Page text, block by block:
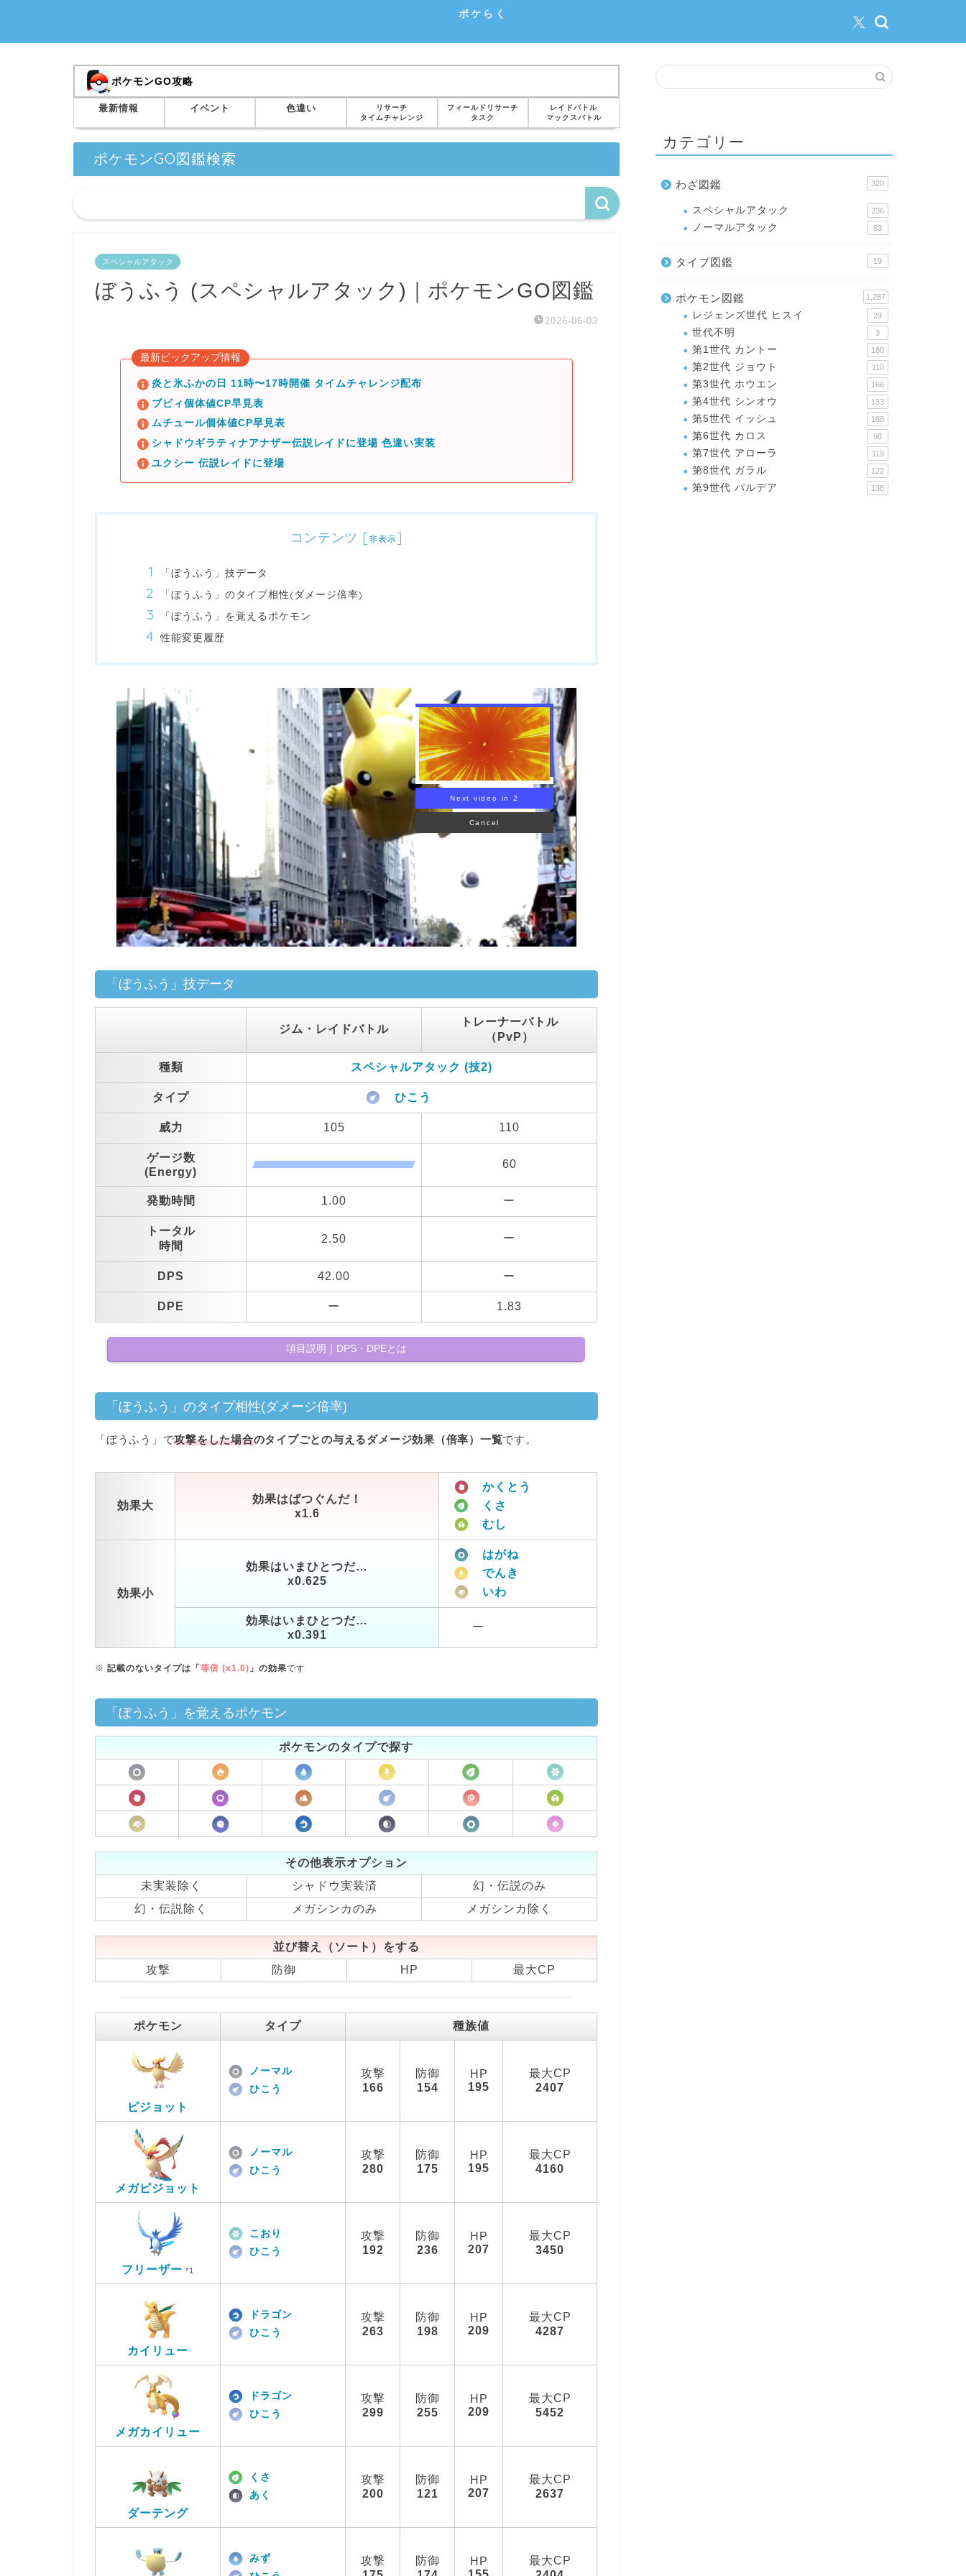
ポケらく
ポケモンGO攻略
最新情報 イベント 色違い
リサーチ
タイムチャレンジ
フィールドリサーチ
タスク
レイドバトル
マックスバトル
ポケモンGO図鑑検索
スペシャルアタック
ぼうふう (スペシャルアタック)｜ポケモンGO図鑑
2026-06-03
最新ピックアップ情報
炎と氷ふかの日 11時〜17時開催 タイムチャレンジ配布
ブビィ個体値CP早見表
ムチュール個体値CP早見表
シャドウギラティナアナザー伝説レイドに登場 色違い実装
ユクシー 伝説レイドに登場
コンテンツ [非表示]
「ぼうふう」技データ
「ぼうふう」のタイプ相性(ダメージ倍率)
「ぼうふう」を覚えるポケモン
性能変更履歴
Next video in 1
Cancel
「ぼうふう」技データ
ジム・レイドバトル
トレーナーバトル
（PvP）
種類 スペシャルアタック (技2)
タイプ ひこう
威力 105 110
ゲージ数
(Energy)
60
発動時間 1.00 ー
トータル
時間
2.50 ー
DPS 42.00 ー
DPE ー 1.83
項目説明｜DPS・DPEとは
「ぼうふう」のタイプ相性(ダメージ倍率)
「ぼうふう」で攻撃をした場合のタイプごとの与えるダメージ効果（倍率）一覧です。
効果大
効果はばつぐんだ！
x1.6
かくとう
くさ
むし
効果小
効果はいまひとつだ…
x0.625
はがね
でんき
いわ
効果はいまひとつだ…
x0.391
ー
※ 記載のないタイプは「 等倍 (x1.0) 」の効果です
「ぼうふう」を覚えるポケモン
ポケモンのタイプで探す
その他表示オプション
未実装除く
シャドウ実装済
幻・伝説のみ
幻・伝説除く
メガシンカのみ メガシンカ除く
並び替え（ソート）をする
攻撃
防御 HP 最大CP
ポケモン タイプ 種族値
ピジョット
ノーマル
ひこう
攻撃
166
防御
154
HP
195
最大CP
2407
メガピジョット
ノーマル
ひこう
攻撃
280
防御
175
HP
195
最大CP
4160
フリーザー *1
こおり
ひこう
攻撃
192
防御
236
HP
207
最大CP
3450
カイリュー
ドラゴン
ひこう
攻撃
263
防御
198
HP
209
最大CP
4287
メガカイリュー
ドラゴン
ひこう
攻撃
299
防御
255
HP
209
最大CP
5452
ダーテング
くさ
あく
攻撃
200
防御
121
HP
207
最大CP
2637
みず
攻撃
防御
HP
最大CP
カテゴリー
わざ図鑑 320
スペシャルアタック 236
ノーマルアタック 83
タイプ図鑑 19
ポケモン図鑑 1,287
レジェンズ世代 ヒスイ 29
世代不明 3
第1世代 カントー 180
第2世代 ジョウト 110
第3世代 ホウエン 166
第4世代 シンオウ 133
第5世代 イッシュ 188
第6世代 カロス 98
第7世代 アローラ 119
第8世代 ガラル 122
第9世代 パルデア 138